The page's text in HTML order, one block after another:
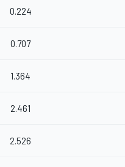
0.224
0.707
1.364
2.461
2.526